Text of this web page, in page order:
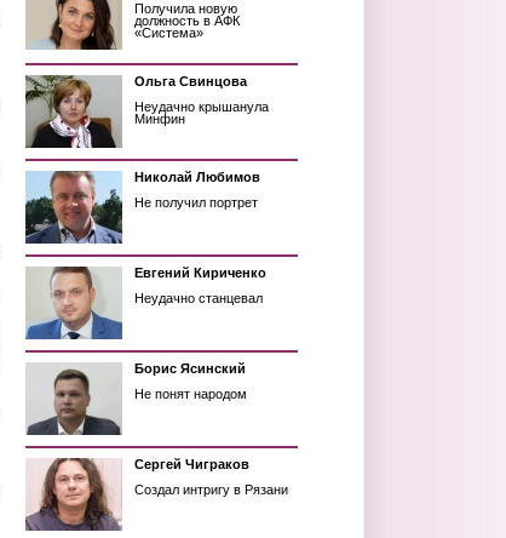
Получила новую
должность в АФК
«Система»
Ольга Свинцова
Неудачно крышанула
Минфин
Николай Любимов
Не получил портрет
Евгений Кириченко
Неудачно станцевал
Борис Ясинский
Не понят народом
Сергей Чиграков
Создал интригу в Рязани